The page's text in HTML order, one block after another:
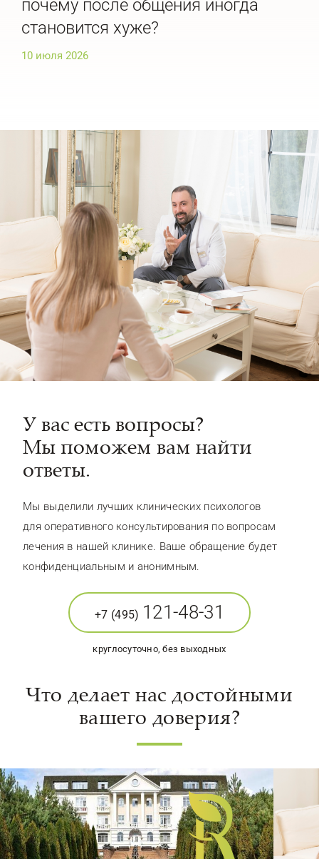
почему после общения иногда
становится хуже?
10 июля 2026
У вас есть вопросы?
Мы поможем вам найти
ответы.
Мы выделили лучших клинических психологов
для оперативного консультирования по вопросам
лечения в нашей клинике. Ваше обращение будет
конфиденциальным и анонимным.
+7 (495) 121-48-31
круглосуточно, без выходных
Что делает нас достойными
вашего доверия?